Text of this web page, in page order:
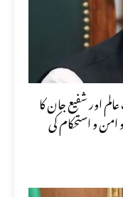
اور شفیع جان کا
و استحکام کی